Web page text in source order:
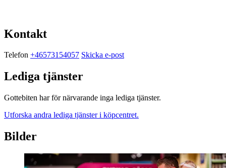
Kontakt
Telefon +46573154057 Skicka e-post
Lediga tjänster
Gottebiten har för närvarande inga lediga tjänster.
Utforska andra lediga tjänster i köpcentret.
Bilder